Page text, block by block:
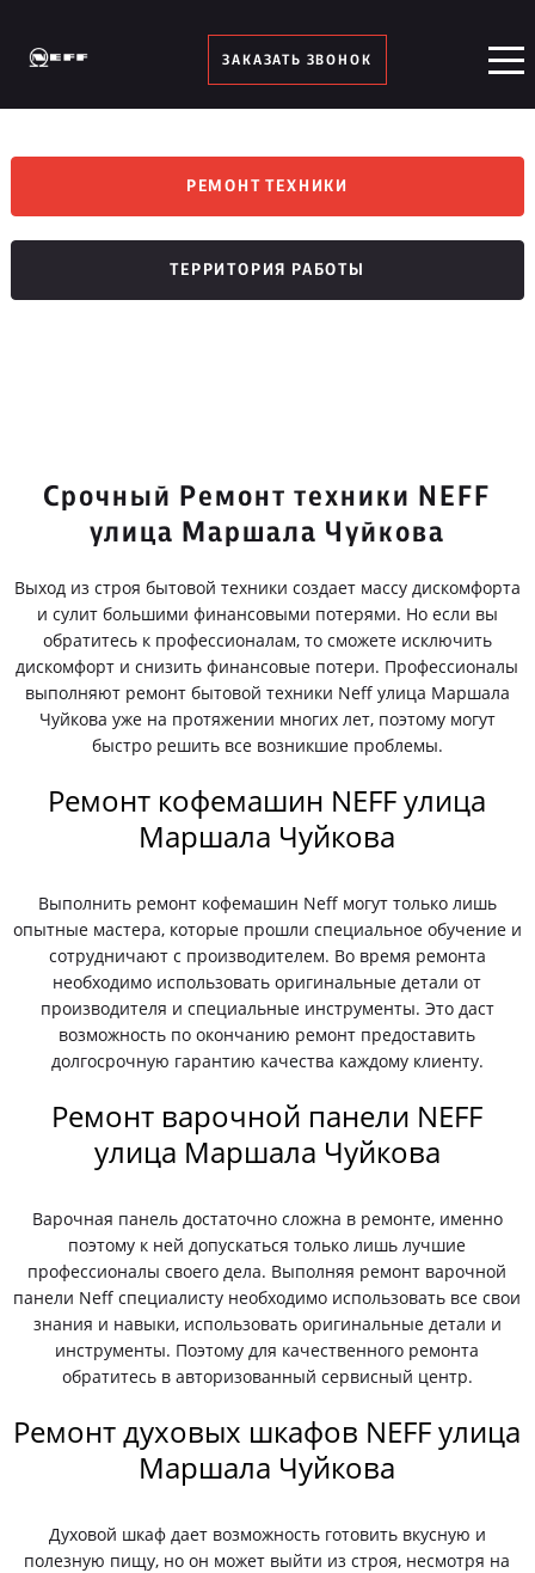
ЗАКАЗАТЬ ЗВОНОК
РЕМОНТ ТЕХНИКИ
ТЕРРИТОРИЯ РАБОТЫ
Срочный Ремонт техники NEFF
улица Маршала Чуйкова
Выход из строя бытовой техники создает массу дискомфорта
и сулит большими финансовыми потерями. Но если вы
обратитесь к профессионалам, то сможете исключить
дискомфорт и снизить финансовые потери. Профессионалы
выполняют ремонт бытовой техники Neff улица Маршала
Чуйкова уже на протяжении многих лет, поэтому могут
быстро решить все возникшие проблемы.
Ремонт кофемашин NEFF улица
Маршала Чуйкова
Выполнить ремонт кофемашин Neff могут только лишь
опытные мастера, которые прошли специальное обучение и
сотрудничают с производителем. Во время ремонта
необходимо использовать оригинальные детали от
производителя и специальные инструменты. Это даст
возможность по окончанию ремонт предоставить
долгосрочную гарантию качества каждому клиенту.
Ремонт варочной панели NEFF
улица Маршала Чуйкова
Варочная панель достаточно сложна в ремонте, именно
поэтому к ней допускаться только лишь лучшие
профессионалы своего дела. Выполняя ремонт варочной
панели Neff специалисту необходимо использовать все свои
знания и навыки, использовать оригинальные детали и
инструменты. Поэтому для качественного ремонта
обратитесь в авторизованный сервисный центр.
Ремонт духовых шкафов NEFF улица
Маршала Чуйкова
Духовой шкаф дает возможность готовить вкусную и
полезную пищу, но он может выйти из строя, несмотря на